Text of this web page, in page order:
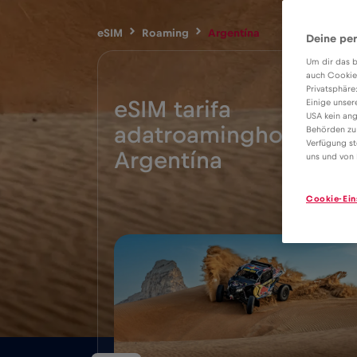
eSIM Roaming Argentína
eSIM tarifa
adatroaminghoz
Argentína
4€
Deine
Um dir das
auch
Einige
USA kein
Behörden
Verfügung
uns und von
Cookie-